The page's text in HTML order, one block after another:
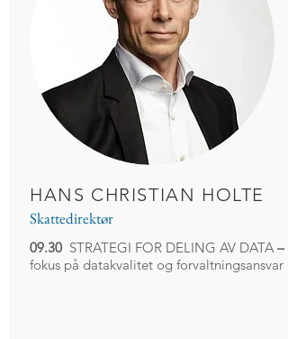
HANS CHRISTIAN HOLTE
Skattedirektør
09.30 STRATEGI FOR DELING AV DATA –
fokus på datakvalitet og forvaltningsansvar